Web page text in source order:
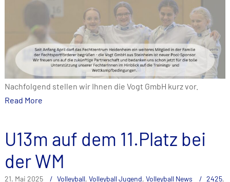
Nachfolgend stellen wir Ihnen die Vogt GmbH kurz vor.
Read More
U13m auf dem 11.Platz bei
der WM
21. Mai 2025 Volleyball, Volleyball Jugend, Volleyball News 2425,